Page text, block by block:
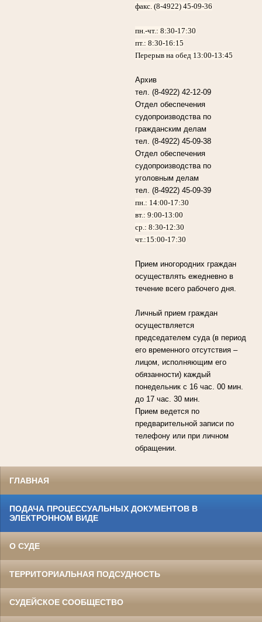
факс. (8-4922) 45-09-36
пн.-чт.:8:30-17:30
пт.:8:30-16:15
Перерыв на обед 13:00-13:45
Архив
тел. (8-4922) 42-12-09
Отдел обеспечения
судопроизводства по
гражданским делам
тел. (8-4922) 45-09-38
Отдел обеспечения
судопроизводства по
уголовным делам
тел. (8-4922) 45-09-39
пн.: 14:00-17:30
вт.: 9:00-13:00
ср.: 8:30-12:30
чт.:15:00-17:30
Прием иногородних граждан
осуществлять ежедневно в
течение всего рабочего дня.
Личный прием граждан
осуществляется
председателем суда (в период
его временного отсутствия –
лицом, исполняющим его
обязанности) каждый
понедельник с 16 час. 00 мин.
до 17 час. 30 мин.
Прием ведется по
предварительной записи по
телефону или при личном
обращении.
ГЛАВНАЯ
ПОДАЧА ПРОЦЕССУАЛЬНЫХ ДОКУМЕНТОВ В
ЭЛЕКТРОННОМ ВИДЕ
О СУДЕ
ТЕРРИТОРИАЛЬНАЯ ПОДСУДНОСТЬ
СУДЕЙСКОЕ СООБЩЕСТВО